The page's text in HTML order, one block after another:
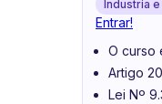
Industria
Entrar!
O curso
Artigo
Lei Nº